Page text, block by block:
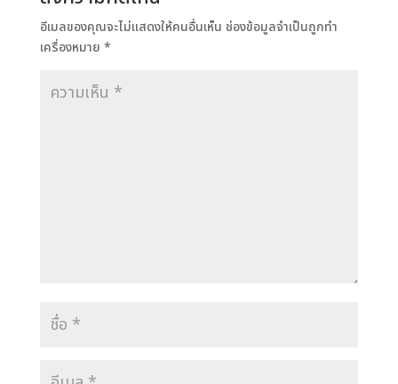
อีเมลของคุณจะไม่แสดงให้คนอื่นเห็น ช่องข้อมูลจำเป็นถูกทำ
เครื่องหมาย *